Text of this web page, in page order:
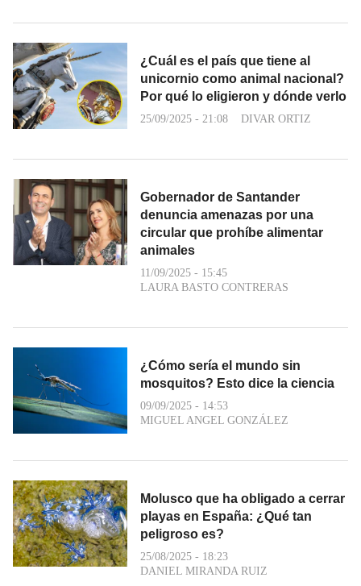
¿Cuál es el país que tiene al
unicornio como animal nacional?
Por qué lo eligieron y dónde verlo
25/09/2025 - 21:08 DIVAR ORTIZ
Gobernador de Santander
denuncia amenazas por una
circular que prohíbe alimentar
animales
11/09/2025 - 15:45
LAURA BASTO CONTRERAS
¿Cómo sería el mundo sin
mosquitos? Esto dice la ciencia
09/09/2025 - 14:53
MIGUEL ANGEL GONZÁLEZ
Molusco que ha obligado a cerrar
playas en España: ¿Qué tan
peligroso es?
25/08/2025 - 18:23
DANIEL MIRANDA RUIZ